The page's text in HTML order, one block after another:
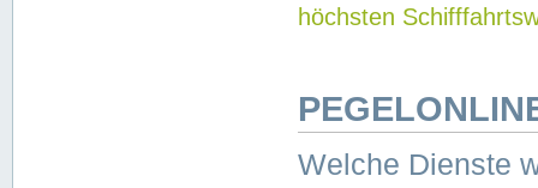
höchsten
Welche Dienste